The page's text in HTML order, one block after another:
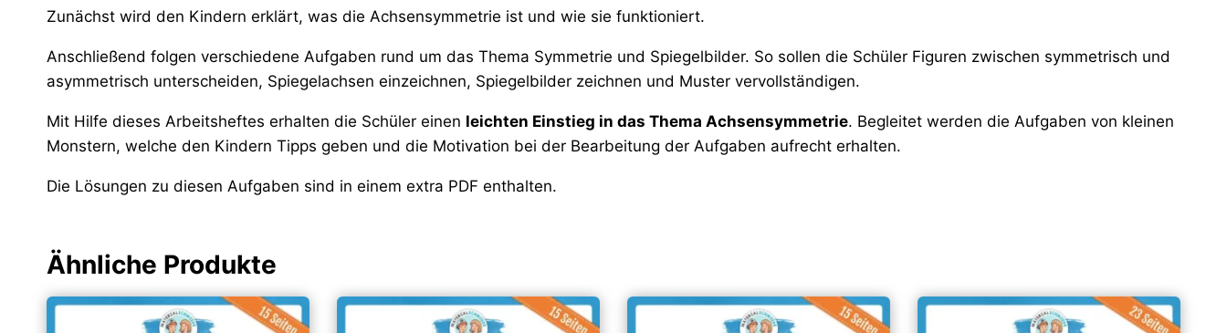
Zunächst wird den Kindern erklärt, was die Achsensymmetrie ist und wie sie funktioniert.
Anschließend folgen verschiedene Aufgaben rund um das Thema Symmetrie und Spiegelbilder. So sollen die Schüler Figuren zwischen symmetrisch und
asymmetrisch unterscheiden, Spiegelachsen einzeichnen, Spiegelbilder zeichnen und Muster vervollständigen.
Mit Hilfe dieses Arbeitsheftes erhalten die Schüler einen leichten Einstieg in das Thema Achsensymmetrie. Begleitet werden die Aufgaben von kleinen
Monstern, welche den Kindern Tipps geben und die Motivation bei der Bearbeitung der Aufgaben aufrecht erhalten.
Die Lösungen zu diesen Aufgaben sind in einem extra PDF enthalten.
Ähnliche Produkte